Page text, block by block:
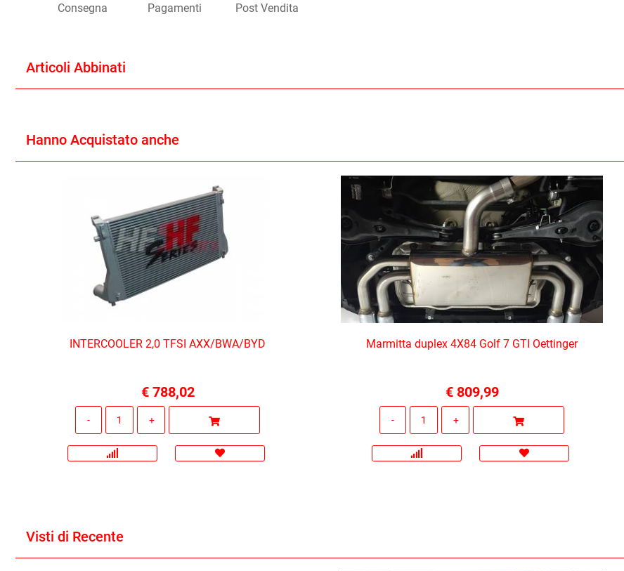
Consegna Pagamenti Post Vendita
Articoli Abbinati
Hanno Acquistato anche
INTERCOOLER 2,0 TFSI AXX/BWA/BYD
€ 788,02
Marmitta duplex 4X84 Golf 7 GTI Oettinger
€ 809,99
Visti di Recente